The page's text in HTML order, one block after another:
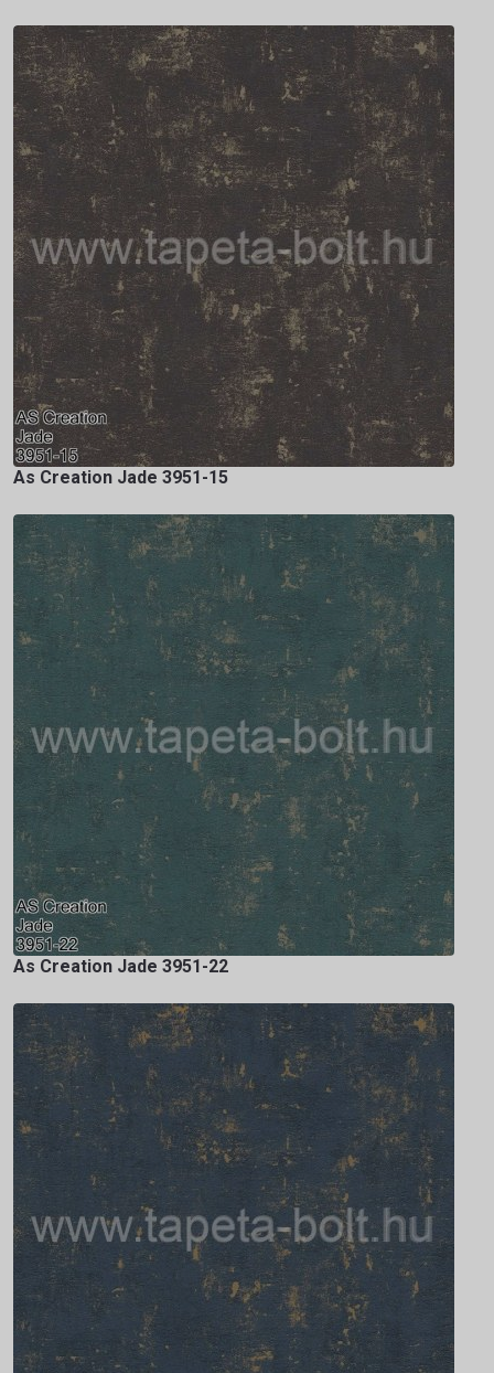
As Creation Jade 3951-15
As Creation Jade 3951-22